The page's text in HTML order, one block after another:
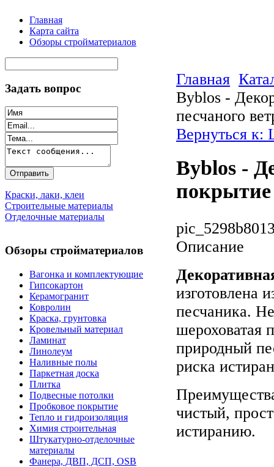
Главная
Карта сайта
Обзоры стройматериалов
Задать вопрос
Краски, лаки, клеи
Строительные материалы
Отделочные материалы
Обзоры стройматериалов
Вагонка и комплектующие
Гипсокартон
Керамогранит
Ковролин
Краска, грунтовка
Кровельный материал
Ламинат
Линолеум
Наливные полы
Паркетная доска
Плитка
Подвесные потолки
Пробковое покрытие
Тепло и гидроизоляция
Химия строительная
Штукатурно-отделочные
материалы
Фанера, ДВП, ДСП, OSB
Главная
Byblos -
песчаного
Вернуться к:
Byblos -
покрытие
Описание
изготовлена
песчаника.
шероховатая
природный
риска
чистый,
истиранию.